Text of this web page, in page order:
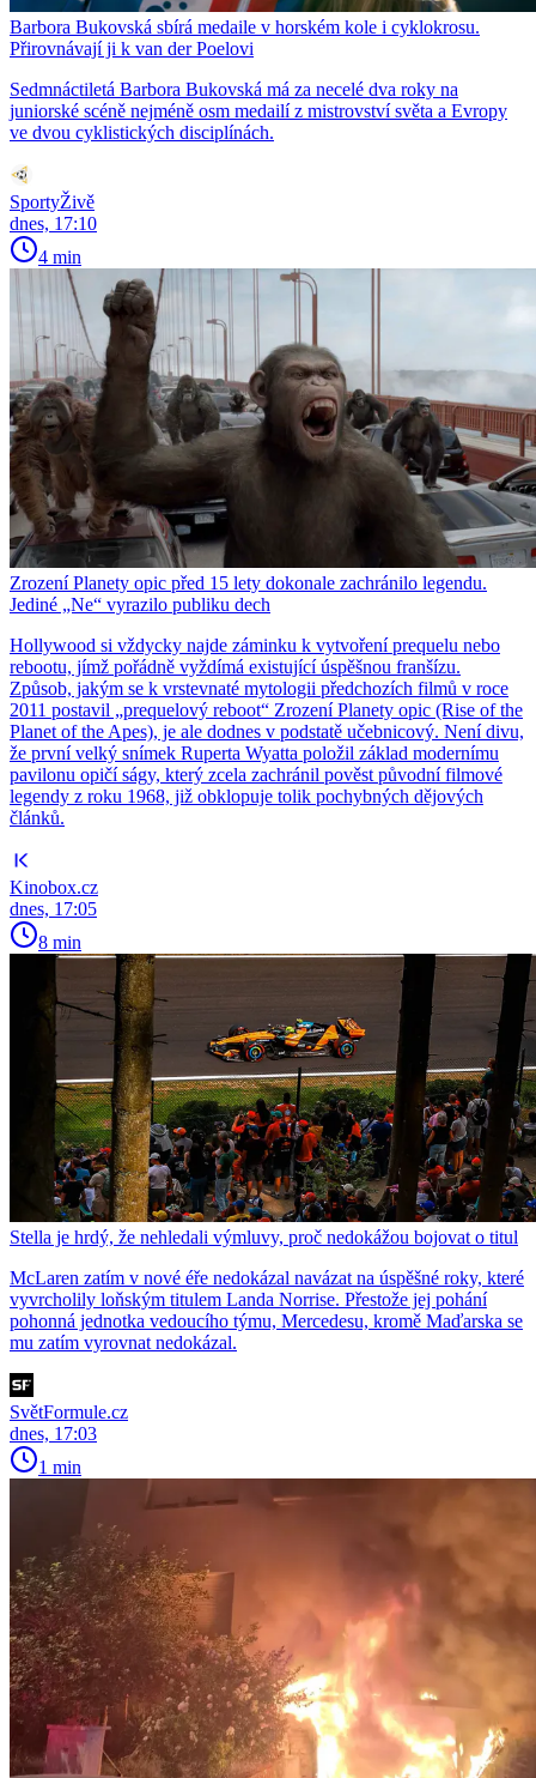
Barbora Bukovská sbírá medaile v horském kole i cyklokrosu.
Přirovnávají ji k van der Poelovi
Sedmnáctiletá Barbora Bukovská má za necelé dva roky na
juniorské scéně nejméně osm medailí z mistrovství světa a Evropy
ve dvou cyklistických disciplínách.
SportyŽivě
dnes, 17:10
4 min
Zrození Planety opic před 15 lety dokonale zachránilo legendu.
Jediné „Ne“ vyrazilo publiku dech
Hollywood si vždycky najde záminku k vytvoření prequelu nebo
rebootu, jímž pořádně vyždímá existující úspěšnou franšízu.
Způsob, jakým se k vrstevnaté mytologii předchozích filmů v roce
2011 postavil „prequelový reboot“ Zrození Planety opic (Rise of the
Planet of the Apes), je ale dodnes v podstatě učebnicový. Není divu,
že první velký snímek Ruperta Wyatta položil základ modernímu
pavilonu opičí ságy, který zcela zachránil pověst původní filmové
legendy z roku 1968, již obklopuje tolik pochybných dějových
článků.
Kinobox.cz
dnes, 17:05
8 min
Stella je hrdý, že nehledali výmluvy, proč nedokážou bojovat o titul
McLaren zatím v nové éře nedokázal navázat na úspěšné roky, které
vyvrcholily loňským titulem Landa Norrise. Přestože jej pohání
pohonná jednotka vedoucího týmu, Mercedesu, kromě Maďarska se
mu zatím vyrovnat nedokázal.
SvětFormule.cz
dnes, 17:03
1 min